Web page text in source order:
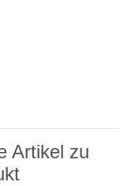
Artikel zu